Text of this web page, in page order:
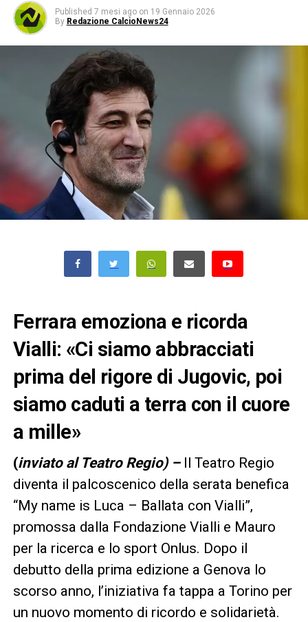
Published 7 mesi ago on 19 Gennaio 2026
By Redazione CalcioNews24
Ferrara emoziona e ricorda
Vialli: «Ci siamo abbracciati
prima del rigore di Jugovic, poi
siamo caduti a terra con il cuore
a mille»
(inviato al Teatro Regio) –Il Teatro Regio
diventa il palcoscenico della serata benefica
“My name is Luca – Ballata con Vialli”,
promossa dalla Fondazione Vialli e Mauro
per la ricerca e lo sport Onlus. Dopo il
debutto della prima edizione a Genova lo
scorso anno, l’iniziativa fa tappa a Torino per
un nuovo momento di ricordo e solidarietà.